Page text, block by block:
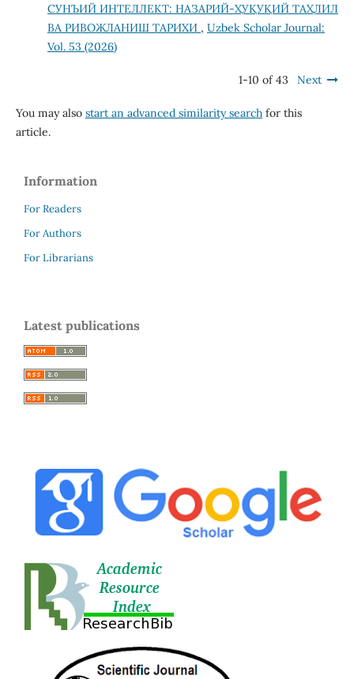
СУНЪИЙ ИНТЕЛЛЕКТ: НАЗАРИЙ-ҲУҚУҚИЙ ТАҲЛИЛ
ВА РИВОЖЛАНИШ ТАРИХИ , Uzbek Scholar Journal:
Vol. 53 (2026)
1-10 of 43 Next
You may also start an advanced similarity searchfor this
article.
Information
For Readers
For Authors
For Librarians
Latest publications